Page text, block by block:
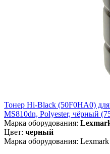
Тонер Hi-Black (50F0HA0)
MS810dn, Polyester, чёрный
Марка оборудования:
Цвет: черный
Марка оборудования: